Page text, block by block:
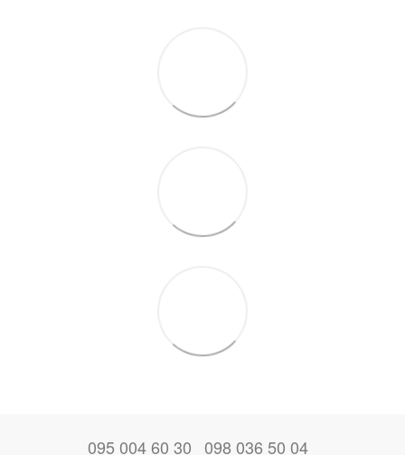
095 004 60 30 098 036 50 04